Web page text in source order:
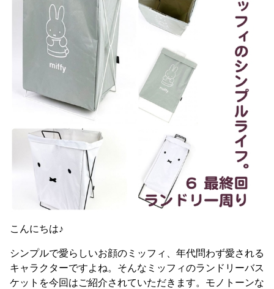
こんにちは♪
シンプルで愛らしいお顔のミッフィ、年代問わず愛される
キャラクターですよね。そんなミッフィのランドリーバス
ケットを今回はご紹介されていただきます。モノトーンな